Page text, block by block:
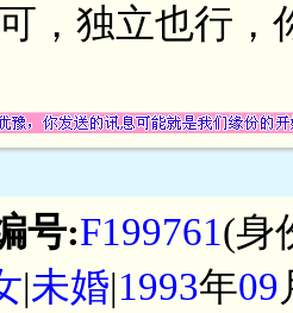
，独立也行，
号:F199761(身
|未婚|1993年09